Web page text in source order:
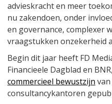
advieskracht en meer
nu zakendoen, onder
en governance, complexer
vraagstukken onzekerheid
Begin dit jaar heeft FD
Financieele Dagblad en
commercieel bewustzijn
consultancykantoren